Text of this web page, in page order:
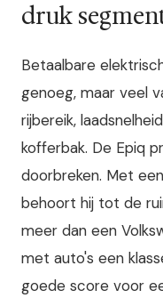
druk
Betaalbare
genoeg, maar veel
rijbereik,
kofferbak. De Epiq
doorbreken. Met
behoort hij tot de
meer dan een
met auto's een
goede score voor